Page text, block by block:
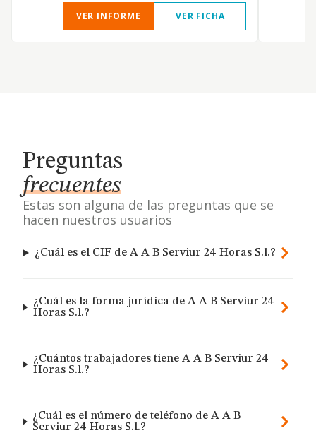
VER INFORME VER FICHA
Preguntas
frecuentes
Estas son alguna de las preguntas que se
hacen nuestros usuarios
¿Cuál es el CIF de A A B Serviur 24 Horas S.l.?
¿Cuál es la forma jurídica de A A B Serviur 24
Horas S.l.?
¿Cuántos trabajadores tiene A A B Serviur 24
Horas S.l.?
¿Cuál es el número de teléfono de A A B
Serviur 24 Horas S.l.?